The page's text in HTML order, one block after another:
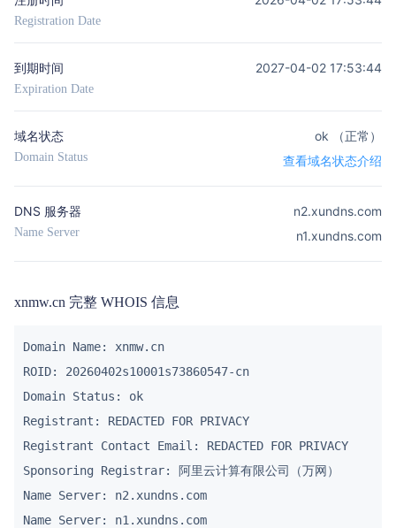
Registration Date
到期时间
Expiration Date
2027-04-02 17:53:44
域名状态
Domain Status
ok （正常）
查看域名状态介绍
DNS 服务器
Name Server
n2.xundns.com
n1.xundns.com
xnmw.cn 完整 WHOIS 信息
Domain Name: xnmw.cn
ROID: 20260402s10001s73860547-cn
Domain Status: ok
Registrant: REDACTED FOR PRIVACY
Registrant Contact Email: REDACTED FOR PRIVACY
Sponsoring Registrar: 阿里云计算有限公司（万网）
Name Server: n2.xundns.com
Name Server: n1.xundns.com